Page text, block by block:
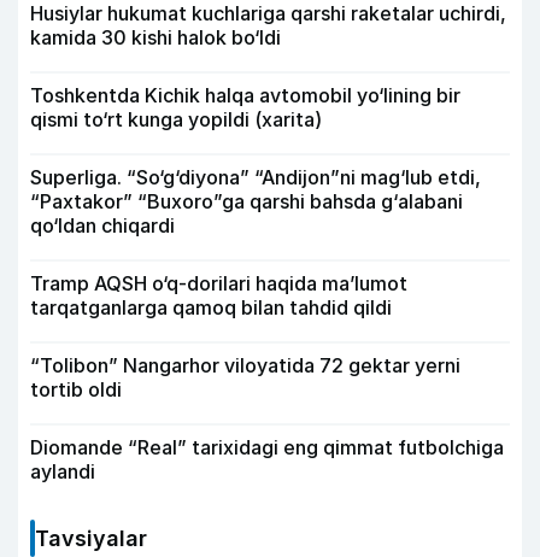
Husiylar hukumat kuchlariga qarshi raketalar uchirdi,
kamida 30 kishi halok bo‘ldi
Toshkentda Kichik halqa avtomobil yo‘lining bir
qismi to‘rt kunga yopildi (xarita)
Superliga. “So‘g‘diyona” “Andijon”ni mag‘lub etdi,
“Paxtakor” “Buxoro”ga qarshi bahsda g‘alabani
qo‘ldan chiqardi
Tramp AQSH o‘q-dorilari haqida ma’lumot
tarqatganlarga qamoq bilan tahdid qildi
“Tolibon” Nangarhor viloyatida 72 gektar yerni
tortib oldi
Diomande “Real” tarixidagi eng qimmat futbolchiga
aylandi
Tavsiyalar